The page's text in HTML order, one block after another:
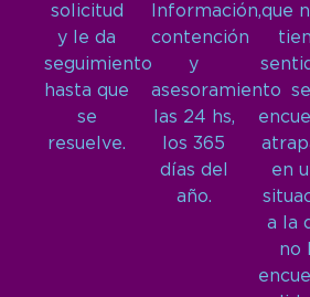
solicitud
y le da
seguimiento
hasta que
se
resuelve.
Información,
contención
y
asesoramiento
las 24 hs,
los 365
días del
año.
que
se
en
a la
no